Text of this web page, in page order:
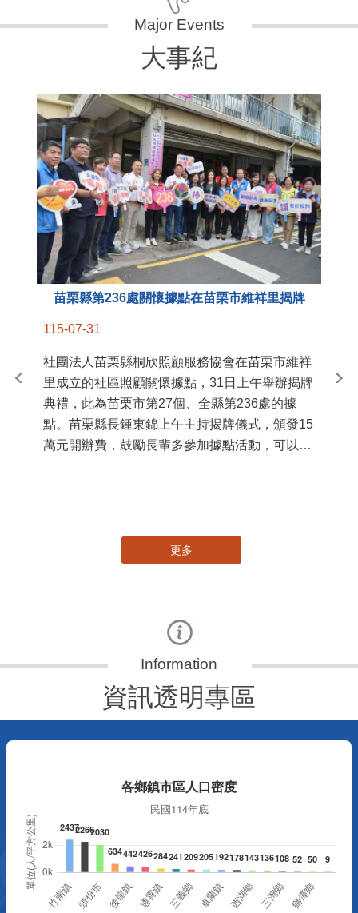
大事紀
苗栗縣第236處關懷據點在苗栗市維祥里揭牌
115-07-31
社團法人苗栗縣桐欣照顧服務協會在苗栗市維祥
里成立的社區照顧關懷據點，31日上午舉辦揭牌
典禮，此為苗栗市第27個、全縣第236處的據
點。苗栗縣長鍾東錦上午主持揭牌儀式，頒發15
萬元開辦費，鼓勵長輩多參加據點活動，可以更
苗
更多
資訊透明專區